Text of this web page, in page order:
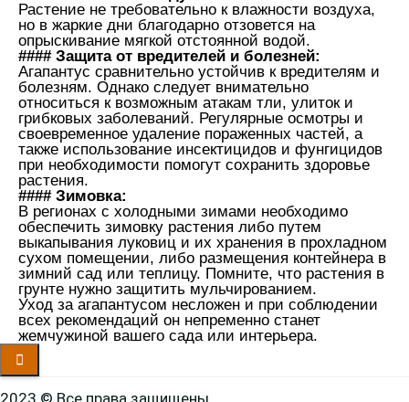
Растение не требовательно к влажности воздуха,
но в жаркие дни благодарно отзовется на
опрыскивание мягкой отстоянной водой.
#### Защита от вредителей и болезней:
Агапантус сравнительно устойчив к вредителям и
болезням. Однако следует внимательно
относиться к возможным атакам тли, улиток и
грибковых заболеваний. Регулярные осмотры и
своевременное удаление пораженных частей, а
также использование инсектицидов и фунгицидов
при необходимости помогут сохранить здоровье
растения.
#### Зимовка:
В регионах с холодными зимами необходимо
обеспечить зимовку растения либо путем
выкапывания луковиц и их хранения в прохладном
сухом помещении, либо размещения контейнера в
зимний сад или теплицу. Помните, что растения в
грунте нужно защитить мульчированием.
Уход за агапантусом несложен и при соблюдении
всех рекомендаций он непременно станет
жемчужиной вашего сада или интерьера.
2023 © Все права защищены.